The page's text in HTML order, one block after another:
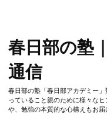
春日部の塾
通信
春日部の塾「春日部アカデミー
っていること親のために様々な
や、勉強の本質的な心構えもお届